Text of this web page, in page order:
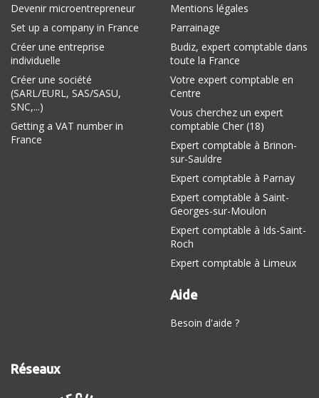
Devenir microentrepreneur
Set up a company in France
Créer une entreprise
individuelle
Créer une société
(SARL/EURL, SAS/SASU,
SNC,...)
Getting a VAT number in
France
Mentions légales
Parrainage
Budiz, expert comptable dans
toute la France
Votre expert comptable en
Centre
Vous cherchez un expert
comptable Cher (18)
Expert comptable à Brinon-
sur-Sauldre
Expert comptable à Parnay
Expert comptable à Saint-
Georges-sur-Moulon
Expert comptable à Ids-Saint-
Roch
Expert comptable à Limeux
Aide
Besoin d'aide ?
Réseaux